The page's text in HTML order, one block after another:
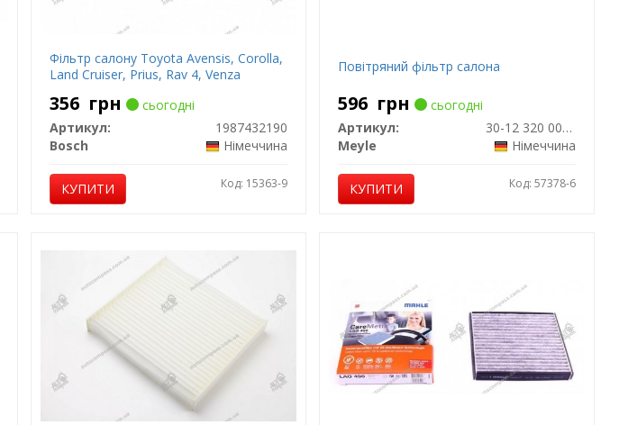
Фільтр салону Toyota Avensis, Corolla,
Land Cruiser, Prius, Rav 4, Venza
356 грн
сьогодні
Артикул:
1987432190
Bosch
Німеччина
КУПИТИ Код: 15363-9
Повітряний фільтр салона
596 грн
сьогодні
Артикул:
30-12 320 0006
Meyle
Німеччина
КУПИТИ Код: 57378-6